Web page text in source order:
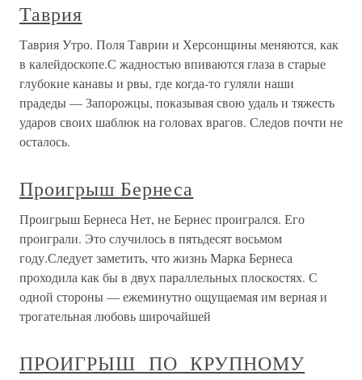
Таврия
Таврия Утро. Поля Таврии и Херсонщины меняются, как
в калейдоскопе.С жадностью впиваются глаза в старые
глубокие канавы и рвы, где когда-то гуляли наши
прадеды — Запорожцы, показывая свою удаль и тяжесть
ударов своих шаблюк на головах врагов. Следов почти не
осталось.
Проигрыш Бернеса
Проигрыш Бернеса Нет, не Бернес проигрался. Его
проиграли. Это случилось в пятьдесят восьмом
году.Следует заметить, что жизнь Марка Бернеса
проходила как бы в двух параллельных плоскостях. С
одной стороны — ежеминутно ощущаемая им верная и
трогательная любовь широчайшей
ПРОИГРЫШ ПО КРУПНОМУ